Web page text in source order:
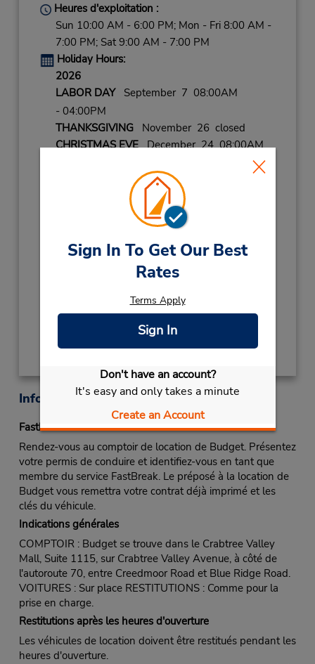
Sign In To Get Our Best
Rates
Terms Apply
Sign In
Don't have an account?
It's easy and only takes a minute
Create an Account
Heures d'exploitation :
Sun 10:00 AM - 6:00 PM; Mon - Fri 8:00 AM -
7:00 PM; Sat 9:00 AM - 7:00 PM
Holiday Hours:
2026
LABOR DAYSeptember 7 08:00AM
- 04:00PM
THANKSGIVINGNovember 26 closed
CHRISTMAS EVEDecember 24 08:00AM
December 25 closed
NEW YEARS EVE
December 31 08:00AM
2027
NEW YEARS DAYJanuary 1 closed
Obtenir un itinéraire
Informations sur la succursale
Fastbreak Service
Rendez-vous au comptoir de location de Budget. Présentez
votre permis de conduire et identifiez-vous en tant que
membre du service FastBreak. Le préposé à la location de
Budget vous remettra votre contrat déjà imprimé et les
clés du véhicule.
Indications générales
COMPTOIR : Budget se trouve dans le Crabtree Valley
Mall, Suite 1115, sur Crabtree Valley Avenue, à côté de
l'autoroute 70, entre Creedmoor Road et Blue Ridge Road.
VOITURES : Sur place RESTITUTIONS : Comme pour la
prise en charge.
Restitutions après les heures d'ouverture
Les véhicules de location doivent être restitués pendant les
heures d'ouverture.